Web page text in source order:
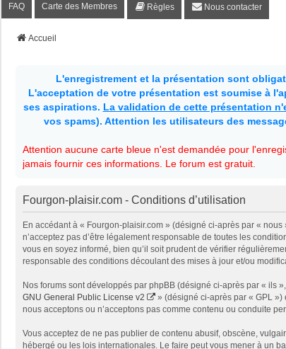
FAQ Carte des Membres Règles Nous contacter
Accueil
L'enregistrement et la présentation sont
L'acceptation de votre présentation est soumise à
ses aspirations. La validation de cette présentation
vos spams). Attention les utilisateurs des
Attention aucune carte bleue n'est demandée pour
jamais fournir ces informations. Le forum est gratuit.
Fourgon-plaisir.com - Conditions d’utilisation
En accédant à « Fourgon-plaisir.com » (désigné ci-après par «
n’acceptez pas d’être légalement responsable de toutes les
vous en soyez informé, bien qu’il soit prudent de vérifier
responsable des conditions découlant des mises à jour et/ou
Nos forums sont développés par phpBB (désigné ci-après par « ils
GNU General Public License v2
» (désigné ci-après par « GPL
nous acceptons ou n’acceptons pas comme contenu ou conduite
Vous acceptez de ne pas publier de contenu abusif, obscène,
hébergé ou les lois internationales. Le faire peut vous mener à un